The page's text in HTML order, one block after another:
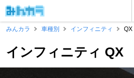
みんカラ
車種別 インフィニティ QX
インフィニティ QX